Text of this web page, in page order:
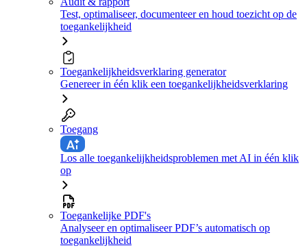
Test, optimaliseer, documenteer en houd toezicht op de
toegankelijkheid
Toegankelijkheidsverklaring generator
Genereer in één klik een toegankelijkheidsverklaring
Toegang
Los alle toegankelijkheidsproblemen met AI in één klik
op
Toegankelijke PDF's
Analyseer en optimaliseer PDF’s automatisch op
toegankelijkheid